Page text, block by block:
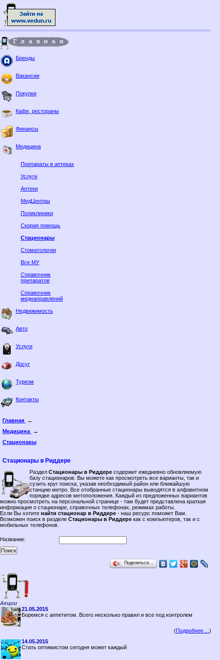
Бренды
Вакансии
Покупки
Кафе, рестораны
Финансы
Медицина
Препараты в аптеках
Услуги
Аптеки
МедЦентры
Поликлиники
Скорая помощь
Стационары
Стоматологии
Все МУ
Справочник
препаратов
Справочник
меднаправлений
Недвижимость
Авто
Услуги
Досуг
Туризм
Контакты
Главная
→
Медицина
→
Стационары
Стационары в Риддере
Раздел Стационары в Риддере содержит ежедневно обновляемую
базу стационаров. Вы можете как просмотреть все варианты, так и
сузить круг поиска, указав необходимый район или ближайшую
станцию метро. Все отобранные стационары выводятся в алфавитном
порядке адресов метоположения. Каждый из предложенных вариантов
можно просмотреть на персональной странице - там будет представлена краткая
информация о стационаре, справочных телефонах, режимах работы.
Если Вы хотите найти стационар в Риддере - наш ресурс поможет Вам.
Возможен поиск в разделе Стационары в Риддере как с компьютеров, так и с
мобильных телефонов.
Название:
Поделиться…
Акции
21.05.2015
Боремся с аппетитом. Всего несколько правил и все под контролем
(Подробнее ...)
14.05.2015
Стать оптимистом сегодня может каждый